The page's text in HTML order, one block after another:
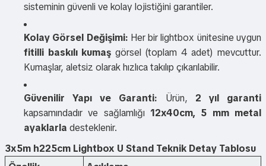
sisteminin güvenli ve kolay lojistiğini garantiler.
Kolay Görsel Değişimi: Her bir lightbox ünitesine uygun
fitilli baskılı kumaş görsel (toplam 4 adet) mevcuttur.
Kumaşlar, aletsiz olarak hızlıca takılıp çıkarılabilir.
Güvenilir Yapı ve Garanti: Ürün, 2 yıl garanti
kapsamındadır ve sağlamlığı 12x40cm, 5 mm metal
ayaklarla desteklenir.
3x5m h225cm Lightbox U Stand Teknik Detay Tablosu